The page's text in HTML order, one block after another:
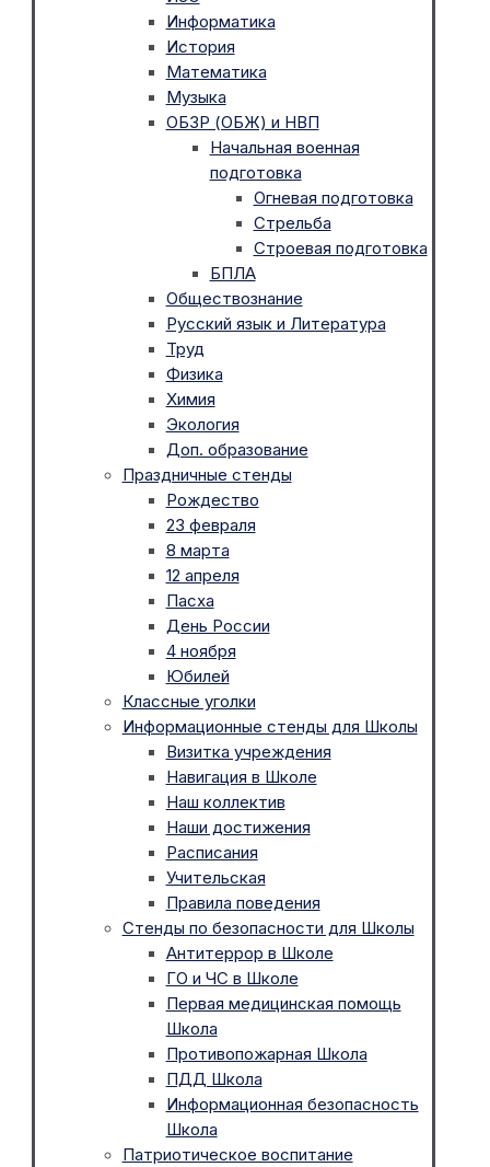
Информатика
История
Математика
Музыка
ОБЗР (ОБЖ) и НВП
Начальная военная
подготовка
Огневая подготовка
Стрельба
Строевая подготовка
БПЛА
Обществознание
Русский язык и Литература
Труд
Физика
Химия
Экология
Доп. образование
Праздничные стенды
Рождество
23 февраля
8 марта
12 апреля
Пасха
День России
4 ноября
Юбилей
Классные уголки
Информационные стенды для Школы
Визитка учреждения
Навигация в Школе
Наш коллектив
Наши достижения
Расписания
Учительская
Правила поведения
Стенды по безопасности для Школы
Антитеррор в Школе
ГО и ЧС в Школе
Первая медицинская помощь
Школа
Противопожарная Школа
ПДД Школа
Информационная безопасность
Школа
Патриотическое воспитание